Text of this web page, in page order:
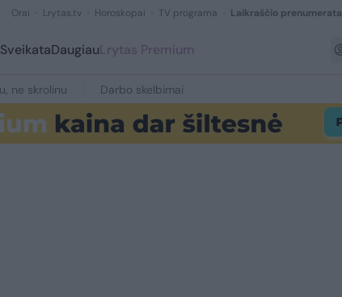
Orai Lrytas.tv Horoskopai TV programa Laikraščio prenumerata
SveikataDaugiauLrytas Premium
ne skrolinu Darbo skelbimai